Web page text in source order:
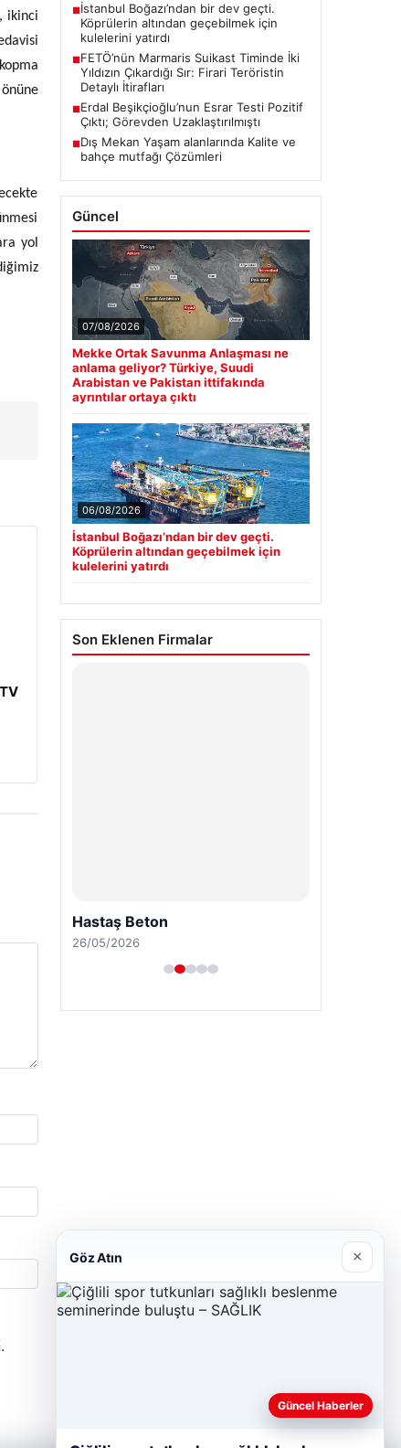
ikinci
yol
■İstanbul Boğazı’ndan bir dev geçti.
Köprülerin altından geçebilmek için
kulelerini yatırdı
■FETÖ’nün Marmaris Suikast Timinde İki
Yıldızın Çıkardığı Sır: Firari Teröristin
Detaylı İtirafları
■Erdal Beşikçioğlu’nun Esrar Testi Pozitif
Çıktı; Görevden Uzaklaştırılmıştı
■Dış Mekan Yaşam alanlarında Kalite ve
bahçe mutfağı Çözümleri
Güncel
07/08/2026
Mekke Ortak Savunma Anlaşması ne
anlama geliyor? Türkiye, Suudi
Arabistan ve Pakistan ittifakında
ayrıntılar ortaya çıktı
06/08/2026
İstanbul Boğazı’ndan bir dev geçti.
Köprülerin altından geçebilmek için
kulelerini yatırdı
Son Eklenen Firmalar
Göz Atın ×
Güncel Haberler